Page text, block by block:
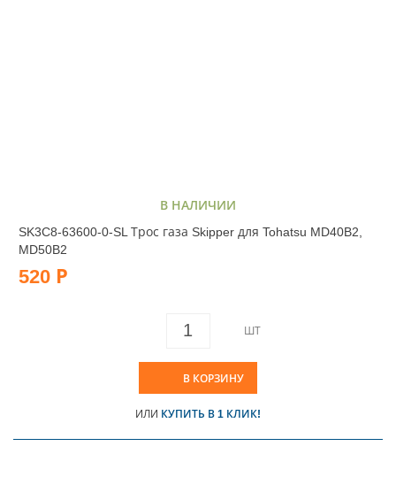
В НАЛИЧИИ
SK3C8-63600-0-SL Трос газа Skipper для Tohatsu MD40B2,
MD50B2
520 Р
ШТ
В КОРЗИНУ
ИЛИ КУПИТЬ В 1 КЛИК!